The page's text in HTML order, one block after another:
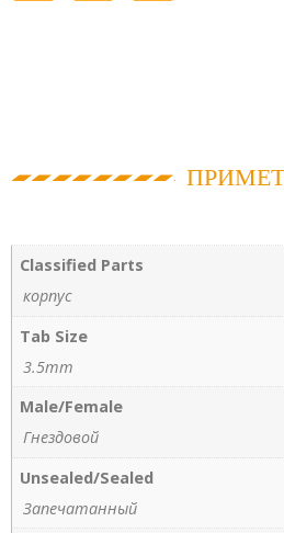
Classified Parts
корпус
Tab Size
3.5mm
Male/Female
Гнездовой
Unsealed/Sealed
Запечатанный